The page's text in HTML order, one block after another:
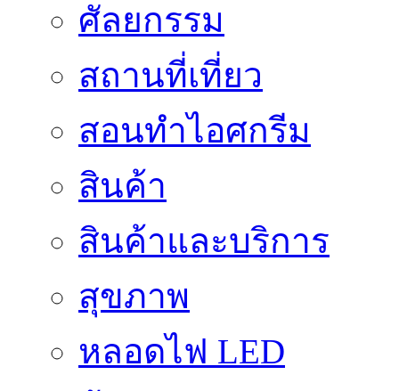
ศัลยกรรม
สถานที่เที่ยว
สอนทำไอศกรีม
สินค้า
สินค้าและบริการ
สุขภาพ
หลอดไฟ LED